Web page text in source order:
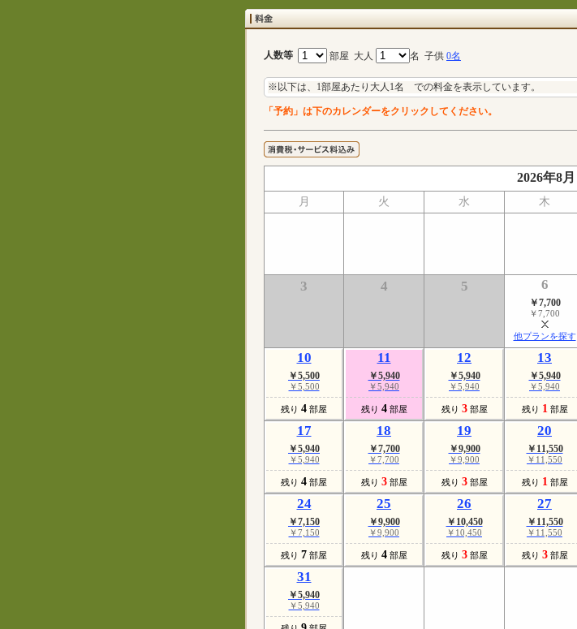
人数等 部屋 大人 名 子供 0名
※以下は、1部屋あたり大人1名 での料金を表示しています。
「予約」は下のカレンダーをクリックしてください。
2026年8月
月 火 水 木
3 4 5 6
￥7,700
￥7,700
他プランを探す
10
￥5,500
￥5,500
残り 4 部屋
11
￥5,940
￥5,940
残り 4 部屋
12
￥5,940
￥5,940
残り 3 部屋
13
￥5,940
￥5,940
残り 1 部屋
17
￥5,940
￥5,940
残り 4 部屋
18
￥7,700
￥7,700
残り 3 部屋
19
￥9,900
￥9,900
残り 3 部屋
20
￥11,550
￥11,550
残り 1 部屋
24
￥7,150
￥7,150
残り 7 部屋
25
￥9,900
￥9,900
残り 4 部屋
26
￥10,450
￥10,450
残り 3 部屋
27
￥11,550
￥11,550
残り 3 部屋
31
￥5,940
￥5,940